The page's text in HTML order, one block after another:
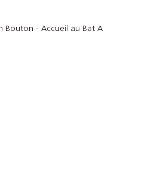
Bouton - Accueil au Bat A